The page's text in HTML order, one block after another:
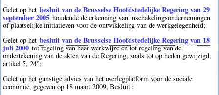
Gelet op het besluit van de Brusselse Hoofdstedelijke Regering van 29
september 2005houdende de erkenning van inschakelingsondernemingen
of plaatselijke initiatieven voor de ontwikkeling van de werkgelegenheid;
Gelet op het besluit van de Brusselse Hoofdstedelijke Regering van 18
juli 2000 tot regeling van haar werkwijze en tot regeling van de
ondertekening van de akten van de Regering, zoals tot op heden gewijzigd,
artikel 5, 24°;
Gelet op het gunstige advies van het overlegplatform voor de sociale
economie, gegeven op 18 maart 2009, Besluit :